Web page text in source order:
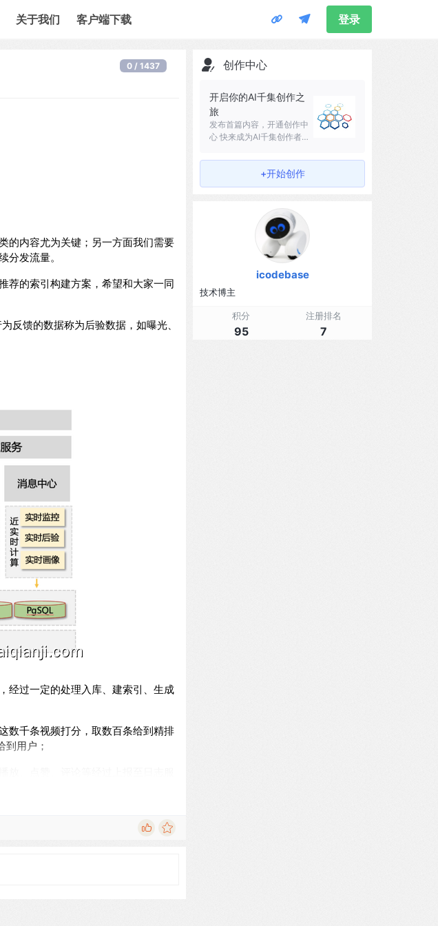
关于我们 客户端下载 登录
0 / 1437
的内容尤为关键；另一方面我们需要
发流量。
荐的索引构建方案，希望和大家一同
反馈的数据称为后验数据，如曝光、
经过一定的处理入库、建索引、生成
数千条视频打分，取数百条给到精排
用户；
创作中心
开启你的AI千集创作之
旅
发布首篇内容，开通创作中
心 快来成为AI千集创作者吧
+开始创作
icodebase
技术博主
积分
95
注册排名
7